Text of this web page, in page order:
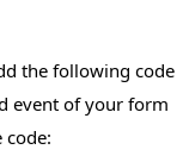
the following code
event of your form